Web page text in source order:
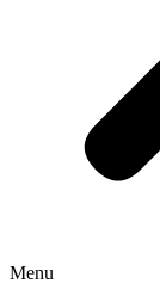
Menu